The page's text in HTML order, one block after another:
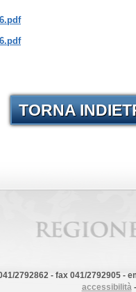
TORNA
041/2792862 - fax 041/2792905 -
accessibilità